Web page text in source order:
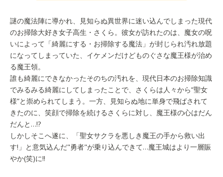
謎の魔法陣に導かれ、見知らぬ異世界に迷い込んでしまった現代
のお掃除大好き女子高生・さくら。彼女が訪れたのは、魔女の呪
いによって「綺麗にする・お掃除する魔法」が封じられ汚れ放題
になってしまっていた、イケメンだけどものぐさな魔王様が治め
る魔王領。
誰も綺麗にできなかったそのちの汚れを、現代日本のお掃除知識
でみるみる綺麗にしてしまったことで、さくらは人々から“聖女
様”と崇められてしまう。一方、見知らぬ地に単身で飛ばされて
きたのに、笑顔で掃除を続けるさくらに対し、魔王様の心はだん
だんと…!?
しかしそこへ遂に、「聖女サクラを悪しき魔王の手から救い出
す!」と意気込んだ"勇者"が乗り込んできて…魔王城はより一層賑
やか(笑)に!!